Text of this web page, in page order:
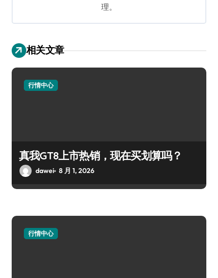
理。
相关文章
行情中心
真我GT8上市热销，现在买划算吗？
dawei 8 月 1, 2026
行情中心